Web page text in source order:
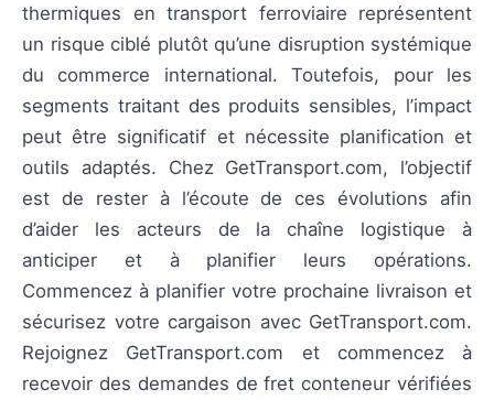
thermiques en transport ferroviaire représentent
un risque ciblé plutôt qu’une disruption systémique
du commerce international. Toutefois, pour les
segments traitant des produits sensibles, l’impact
peut être significatif et nécessite planification et
outils adaptés. Chez GetTransport.com, l’objectif
est de rester à l’écoute de ces évolutions afin
d’aider les acteurs de la chaîne logistique à
anticiper et à planifier leurs opérations.
Commencez à planifier votre prochaine livraison et
sécurisez votre cargaison avec GetTransport.com.
Rejoignez GetTransport.com et commencez à
recevoir des demandes de fret conteneur vérifiées